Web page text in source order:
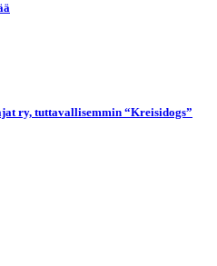
ry, tuttavallisemmin “Kreisidogs”